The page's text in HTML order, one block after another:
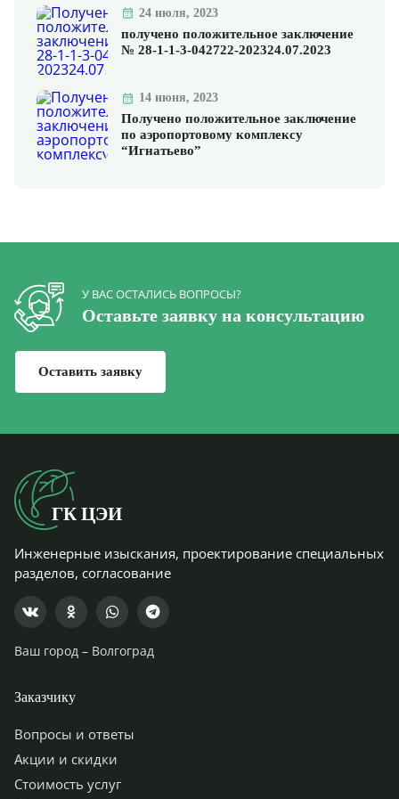
24 июля, 2023
получено положительное заключение
№ 28-1-1-3-042722-202324.07.2023
14 июня, 2023
Получено положительное заключение
по аэропортовому комплексу
“Игнатьево”
Оставьте заявку на консультацию
У ВАС ОСТАЛИСЬ ВОПРОСЫ?
Оставить заявку
ГК ЦЭИ
Инженерные изыскания, проектирование специальных
разделов, согласование
Ваш город – Волгоград
Заказчику
Вопросы и ответы
Акции и скидки
Стоимость услуг